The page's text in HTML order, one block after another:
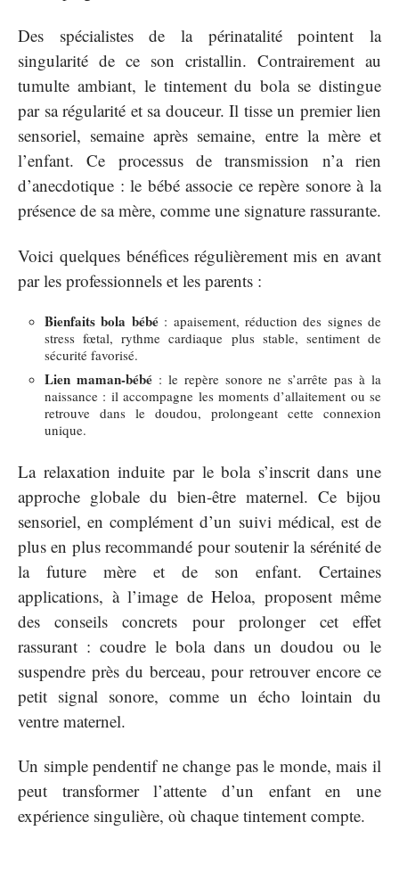
Des spécialistes de la périnatalité pointent la
singularité de ce son cristallin. Contrairement au
tumulte ambiant, le tintement du bola se distingue
par sa régularité et sa douceur. Il tisse un premier lien
sensoriel, semaine après semaine, entre la mère et
l’enfant. Ce processus de transmission n’a rien
d’anecdotique : le bébé associe ce repère sonore à la
présence de sa mère, comme une signature rassurante.
Voici quelques bénéfices régulièrement mis en avant
par les professionnels et les parents :
Bienfaits bola bébé: apaisement, réduction des signes de
stress fœtal, rythme cardiaque plus stable, sentiment de
sécurité favorisé.
Lien maman-bébé: le repère sonore ne s’arrête pas à la
naissance : il accompagne les moments d’allaitement ou se
retrouve dans le doudou, prolongeant cette connexion
unique.
La relaxation induite par le bola s’inscrit dans une
approche globale du bien-être maternel. Ce bijou
sensoriel, en complément d’un suivi médical, est de
plus en plus recommandé pour soutenir la sérénité de
la future mère et de son enfant. Certaines
applications, à l’image de Heloa, proposent même
des conseils concrets pour prolonger cet effet
rassurant : coudre le bola dans un doudou ou le
suspendre près du berceau, pour retrouver encore ce
petit signal sonore, comme un écho lointain du
ventre maternel.
Un simple pendentif ne change pas le monde, mais il
peut transformer l’attente d’un enfant en une
expérience singulière, où chaque tintement compte.